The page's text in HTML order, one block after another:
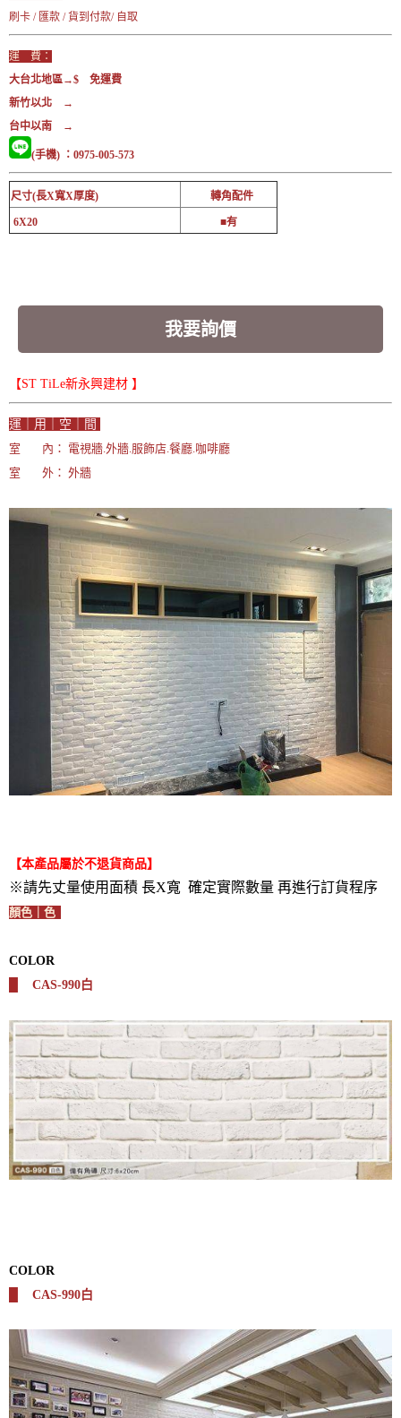
刷卡 / 匯款 / 貨到付款/ 自取
運 費：
大台北地區→$ 免運費
新竹以北 →
台中以南 →
(手機) ：0975-005-573
尺寸(長X寬X厚度) 轉角配件
6X20 ■有
我要詢價
【ST TiLe新永興建材 】
運｜用｜空｜間
室 內： 電視牆.外牆.服飾店.餐廳.咖啡廳
室 外： 外牆
【本產品屬於不退貨商品】
※請先丈量使用面積 長X寬 確定實際數量 再進行訂貨程序
顏色｜色
COLOR
CAS-990白
COLOR
CAS-990白